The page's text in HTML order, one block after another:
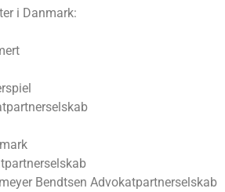
i Danmark:
Bendtsen Advokatpartnerselskab